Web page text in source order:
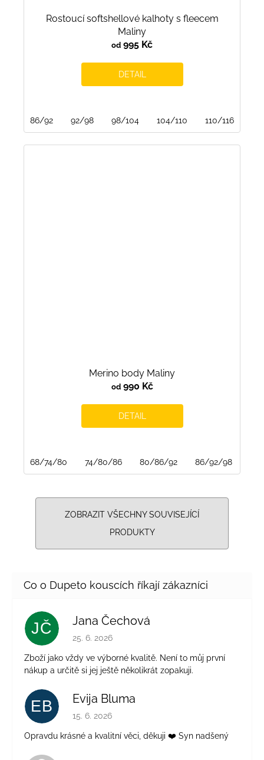
Rostoucí softshellové kalhoty s fleecem
Maliny
od 995 Kč
DETAIL
86/92 92/98 98/104 104/110 110/116
Merino body Maliny
od990 Kč
DETAIL
68/74/80 74/80/86 80/86/92 86/92/98
ZOBRAZIT VŠECHNY SOUVISEJÍCÍ
PRODUKTY
JČ Jana Čechová
Hodnocení obchodu je 5 z 5 hvězdiček.
25. 6. 2026
Zboží jako vždy ve výborné kvalitě. Není to můj první
nákup a určitě si jej ještě několikrát zopakuji.
EB Evija Bluma
Hodnocení obchodu je 5 z 5 hvězdiček.
15. 6. 2026
Opravdu krásné a kvalitní věci, děkuji ❤️ Syn nadšený